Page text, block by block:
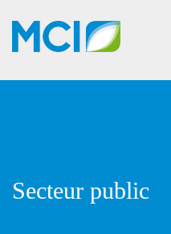
Secteur public